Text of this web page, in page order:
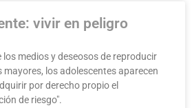
vivir en peligro
los medios y deseosos de reproducir
mayores, los adolescentes aparecen
por derecho propio el
de riesgo".